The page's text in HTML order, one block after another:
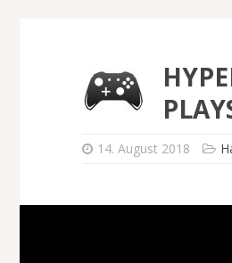
14. August 2018